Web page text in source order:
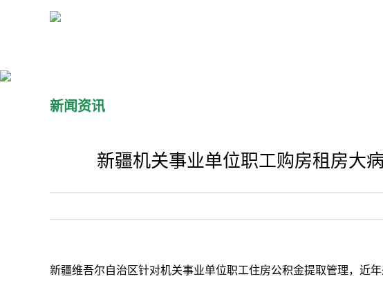
新闻资讯
新疆机关事业单位职工购房租房大
新疆维吾尔自治区针对机关事业单位职工住房公积金提取管理，近